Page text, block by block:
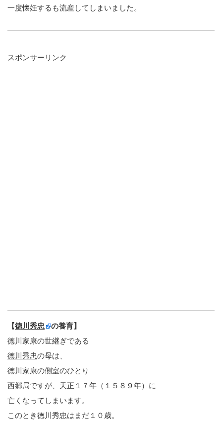
一度懐妊するも流産してしまいました。
スポンサーリンク
【徳川秀忠
の養育】
徳川家康の世継ぎである
徳川秀忠の母は、
徳川家康の側室のひとり
西郷局ですが、天正１７年（１５８９年）に
亡くなってしまいます。
このとき徳川秀忠はまだ１０歳。